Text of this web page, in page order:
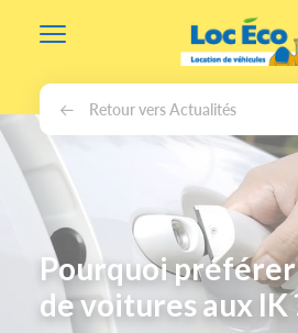
Retour vers Actualités
Pourquoi
de voitures aux IK